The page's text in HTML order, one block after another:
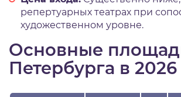
репертуарных театрах при
художественном уровне.
Основные
Петербурга в 2026